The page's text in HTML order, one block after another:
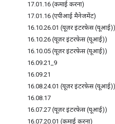
17.01 .16 (कमाई करना)
17.01 .16 (एपीआई मैनेजमेंट)
16.10.26.01 (यूज़र इंटरफ़ेस (यूआई))
16.10.26 (यूज़र इंटरफ़ेस (यूआई))
16.10.05 (यूज़र इंटरफ़ेस (यूआई))
16.09.21 9
16.09.21
16.08.24.01 (यूज़र इंटरफ़ेस (यूआई))
16.08.17
16.07.27 (यूज़र इंटरफ़ेस (यूआई))
16.07.20.01 (कमाई करना)